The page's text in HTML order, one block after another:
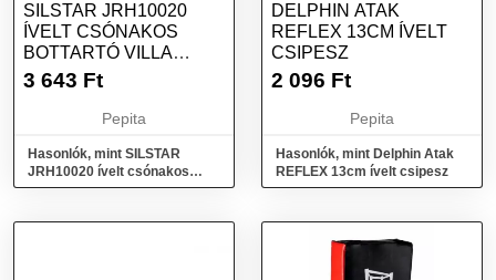
SILSTAR JRH10020
ÍVELT CSÓNAKOS
BOTTARTÓ VILLA
3 643 Ft
Pepita
Hasonlók, mint SILSTAR
JRH10020 ívelt csónakos
bottartó villa horgászat ROD-
DELPHIN ATAK
REFLEX 13CM ÍVELT
CSIPESZ
2 096 Ft
Pepita
Hasonlók, mint Delphin Atak
REFLEX 13cm ívelt csipesz